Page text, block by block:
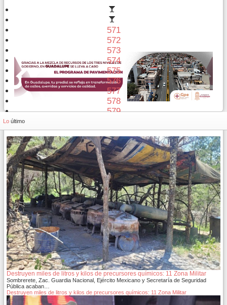
571
572
573
574
575
576
577
578
579
Lo último
Destruyen miles de litros y kilos de precursores químicos: 11 Zona Militar
Sombrerete, Zac. Guardia Nacional, Ejército Mexicano y Secretaría de Seguridad
Pública acaban…
Destruyen miles de litros y kilos de precursores químicos: 11 Zona Militar